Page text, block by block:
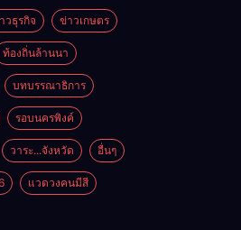
วธุรกิจ ข่าวเกษตร
ท้องถิ่นล้านนา
บทบรรณาธิการ
รอบนครพิงค์
วาระ...จังหวัด อื่นๆ
แวดวงคนมีสี